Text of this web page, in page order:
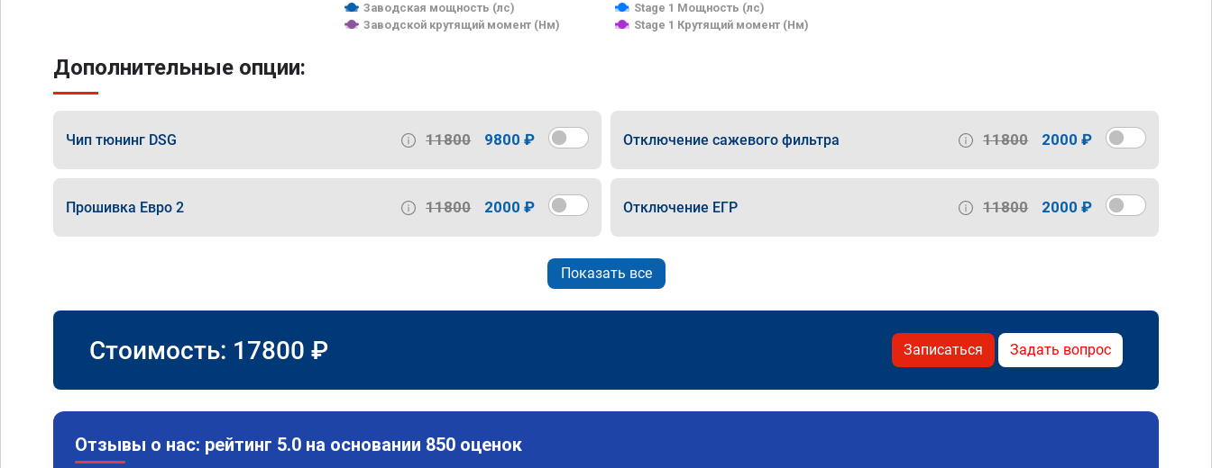
Заводская мощность (лс)
Stage 1 Мощность (лс)
Заводской крутящий момент (Нм)
Stage 1 Крутящий момент (Нм)
Дополнительные опции:
Чип тюнинг DSG 11800 9800 ₽ Отключение сажевого фильтра 11800 2000 ₽
Прошивка Евро 2 11800 2000 ₽ Отключение ЕГР 11800 2000 ₽
Показать все
Стоимость: 17800 ₽ Записаться Задать вопрос
Отзывы о нас: рейтинг 5.0 на основании 850 оценок